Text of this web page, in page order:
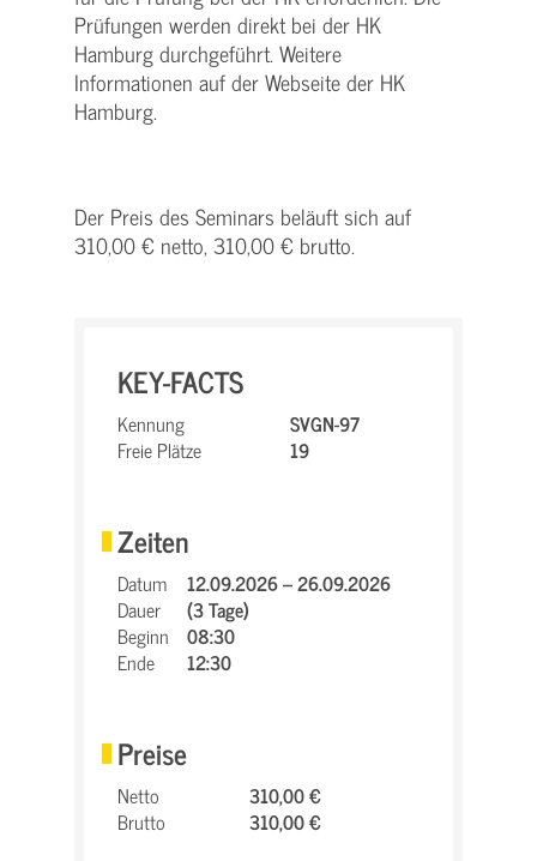
Prüfungen werden direkt bei der HK
Hamburg durchgeführt. Weitere
Informationen auf der Webseite der HK
Hamburg.
Der Preis des Seminars beläuft sich auf
310,00 € netto, 310,00 € brutto.
KEY-FACTS
Kennung
SVGN-97
Freie Plätze
19
Zeiten
Datum
12.09.2026 – 26.09.2026
Dauer
(3 Tage)
Beginn
08:30
Ende
12:30
Preise
Netto
310,00 €
Brutto
310,00 €